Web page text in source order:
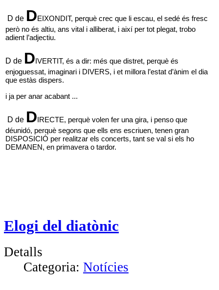
D de DEIXONDIT, perquè crec que li escau, el sedé és fresc
però no és altiu, ans vital i alliberat, i així per tot plegat, trobo
adient l’adjectiu.
D de DIVERTIT, és a dir: més que distret, perquè és
enjoguessat, imaginari i DIVERS, i et millora l’estat d’ànim el dia
que estàs dispers.
i ja per anar acabant ...
D de DIRECTE, perquè volen fer una gira, i penso que
déunidó, perquè segons que ells ens escriuen, tenen gran
DISPOSICIÓ per realitzar els concerts, tant se val si els ho
DEMANEN, en primavera o tardor.
Elogi del diatònic
Detalls
Categoria: Notícies